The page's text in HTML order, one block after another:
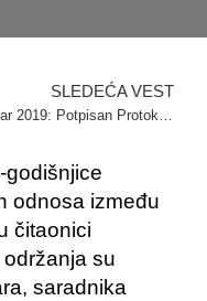
SLEDEĆA VEST
Oktobar 2019: Potpisan Protokol o naučnoj saradnji sa Filozofskim fakultetom Univerziteta u Novom Sadu
godišnjice
odnosa između
čitaonici
su
saradnika